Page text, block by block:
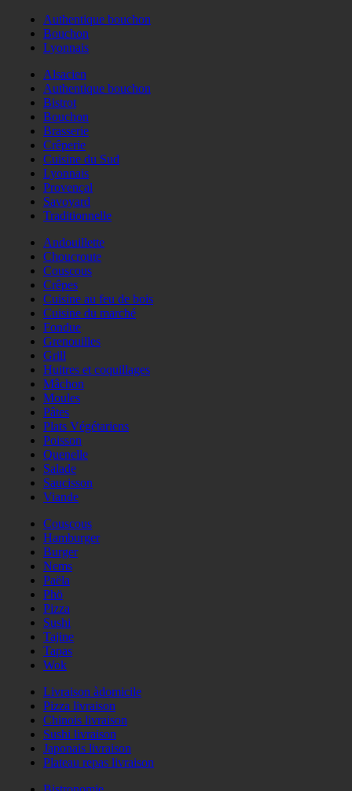
Authentique bouchon
Bouchon
Lyonnais
Alsacien
Authentique bouchon
Bistrot
Bouchon
Brasserie
Crêperie
Cuisine du Sud
Lyonnais
Provençal
Savoyard
Traditionnelle
Andouillette
Choucroute
Couscous
Crêpes
Cuisine au feu de bois
Cuisine du marché
Fondue
Grenouilles
Grill
Huitres et coquillages
Mâchon
Moules
Pâtes
Plats Végétariens
Poisson
Quenelle
Salade
Saucisson
Viande
Couscous
Hamburger
Burger
Nems
Paëla
Phö
Pizza
Sushi
Tajine
Tapas
Wok
Livraison àdomicile
Pizza livraison
Chinois livraison
Sushi livraison
Japonais livraison
Plateau repas livraison